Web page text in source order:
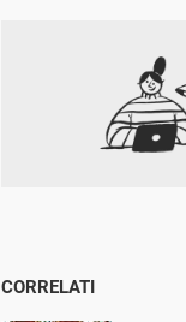
CORRELATI